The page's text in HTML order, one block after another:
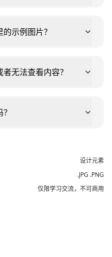
示例图片？
无法查看内容？
设计元素
.JPG .PNG
仅限学习交流，不可商用